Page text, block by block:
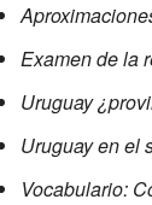
Examen de la
Uruguay
Uruguay en el
Vocabulario: